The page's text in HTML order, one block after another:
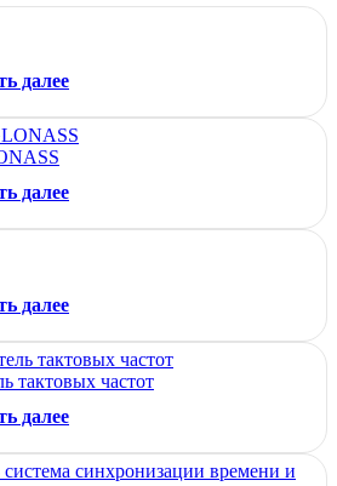
далее
далее
далее
тактовых частот
далее